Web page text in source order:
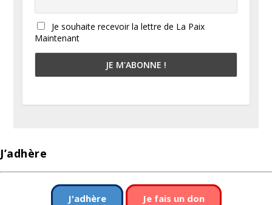
Je souhaite recevoir la lettre de La Paix
Maintenant
J’adhère
J'adhère Je fais un don